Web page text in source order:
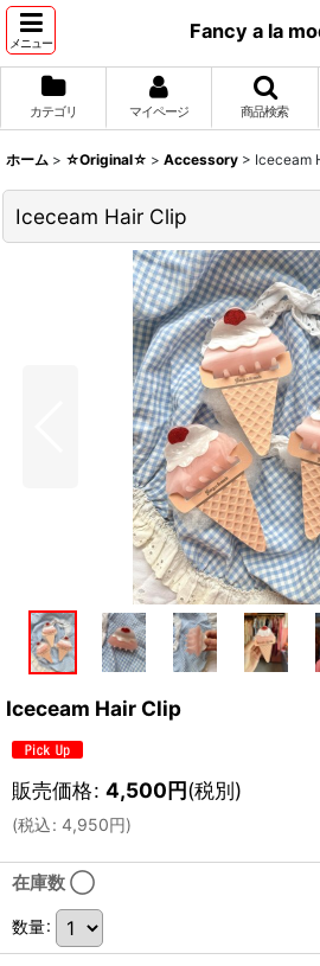
メニュー
Fancy a la
カテゴリ マイページ 商品検索
ホーム > ☆Original☆ > Accessory > Iceceam
Iceceam Hair Clip
Iceceam Hair Clip
販売価格: 4,500円(税別)
(税込: 4,950円)
在庫数 ◯
数量: